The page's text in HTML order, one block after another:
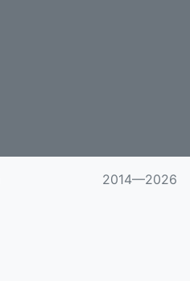
2014—2026